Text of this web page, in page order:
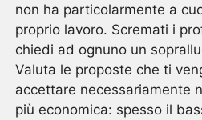
non ha particolarmente a
proprio lavoro. Scremati i
chiedi ad ognuno un
Valuta le proposte che ti
accettare necessariamente
più economica: spesso il